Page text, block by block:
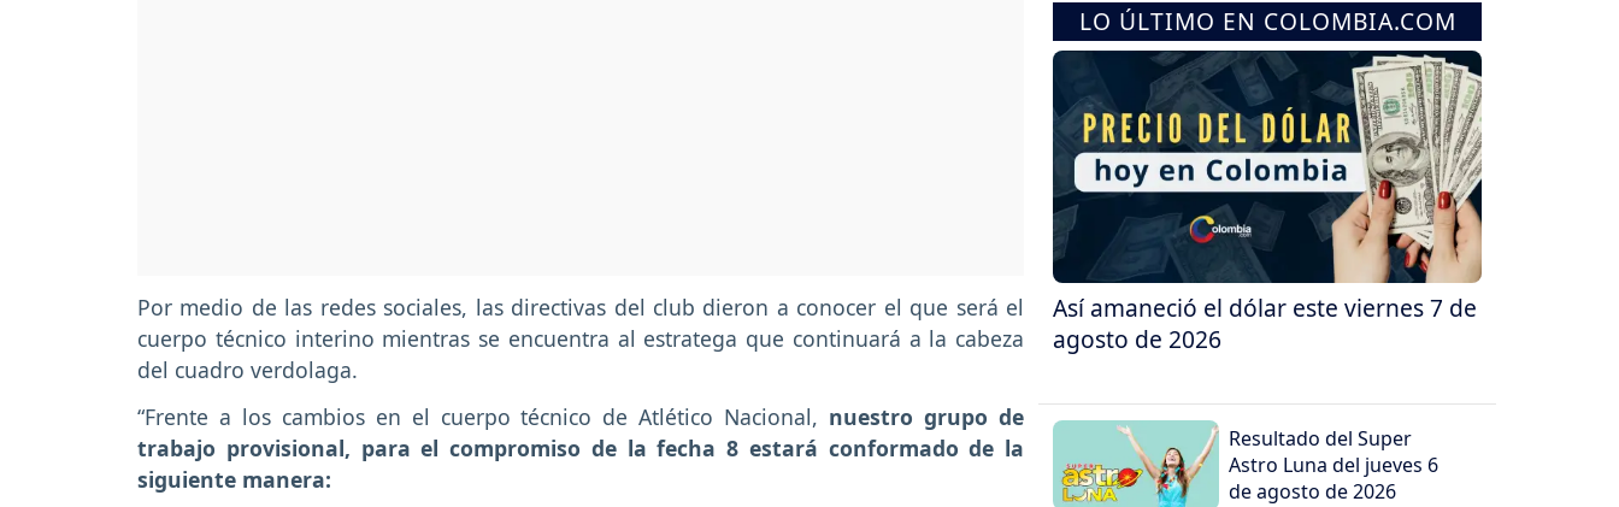
Por medio de las redes sociales, las directivas del club dieron a conocer el que será el
cuerpo técnico interino mientras se encuentra al estratega que continuará a la cabeza
del cuadro verdolaga.
“Frente a los cambios en el cuerpo técnico de Atlético Nacional, nuestro grupo de
trabajo provisional, para el compromiso de la fecha 8 estará conformado de la
siguiente manera:
LO ÚLTIMO EN COLOMBIA.COM
Así amaneció el dólar este viernes 7 de
agosto de 2026
Resultado del Super
Astro Luna del jueves 6
de agosto de 2026